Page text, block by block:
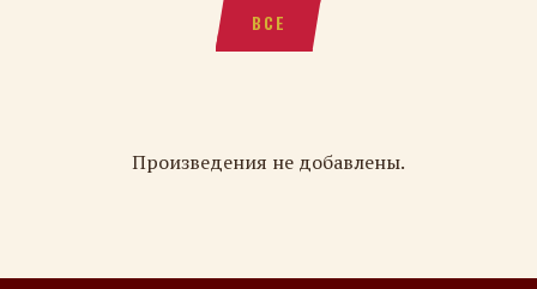
ВСЕ
Произведения не добавлены.